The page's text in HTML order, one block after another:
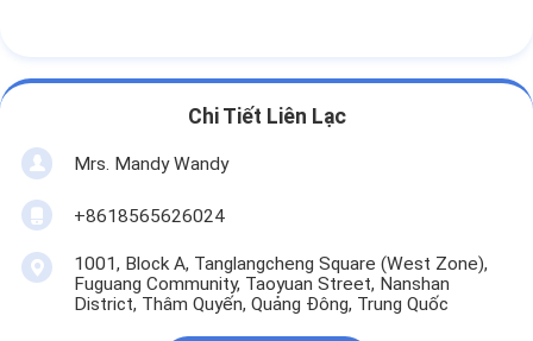
Chi Tiết Liên Lạc
Mrs. Mandy Wandy
+8618565626024
1001, Block A, Tanglangcheng Square (West Zone),
Fuguang Community, Taoyuan Street, Nanshan
District, Thâm Quyến, Quảng Đông, Trung Quốc